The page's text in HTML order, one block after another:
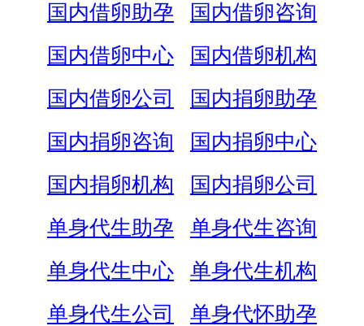
国内借卵助孕
国内借卵咨询
国内借卵中心
国内借卵机构
国内借卵公司
国内捐卵助孕
国内捐卵咨询
国内捐卵中心
国内捐卵机构
国内捐卵公司
单身代生助孕
单身代生咨询
单身代生中心
单身代生机构
单身代生公司
单身代怀助孕